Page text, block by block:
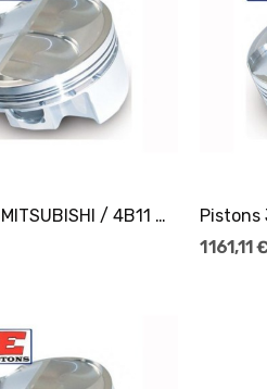
Pistons JE MITSUBISHI / 4B11 Ø86,25
1 161,11